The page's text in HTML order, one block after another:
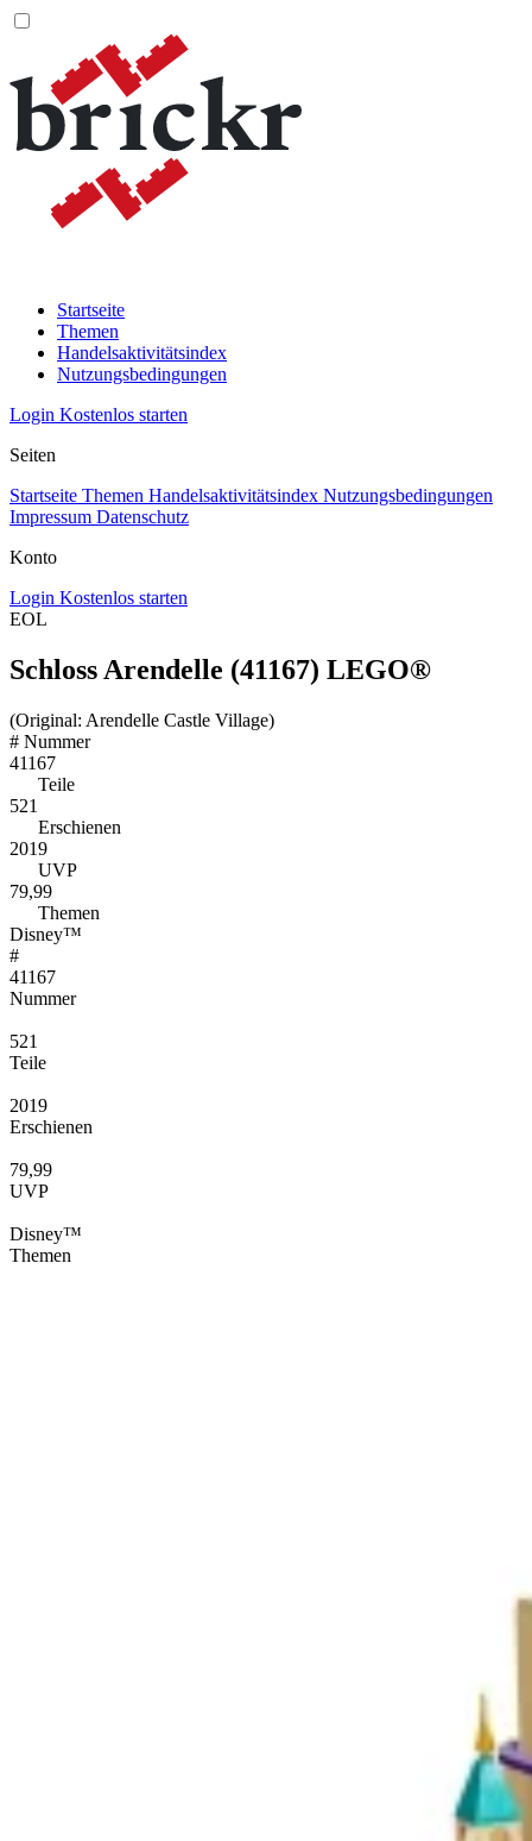
Startseite
Themen
Handelsaktivitätsindex
Nutzungsbedingungen
Login Kostenlos starten
Seiten
Startseite Themen Handelsaktivitätsindex Nutzungsbedingungen
Impressum Datenschutz
Konto
Login Kostenlos starten
EOL
Schloss Arendelle (41167) LEGO®
(Original: Arendelle Castle Village)
# Nummer
41167
Teile
521
Erschienen
2019
UVP
79,99
Themen
Disney™
#
41167
Nummer
521
Teile
2019
Erschienen
79,99
UVP
Disney™
Themen